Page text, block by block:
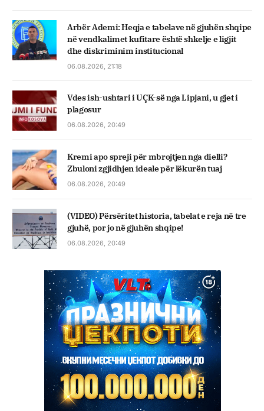
Arbër Ademi: Heqja e tabelave në gjuhën shqipe
në vendkalimet kufitare është shkelje e ligjit
dhe diskriminim institucional
06.08.2026, 21:18
Vdes ish-ushtari i UÇK-së nga Lipjani, u gjet i
plagosur
06.08.2026, 20:49
Kremi apo spreji për mbrojtjen nga dielli?
Zbuloni zgjidhjen ideale për lëkurën tuaj
06.08.2026, 20:49
(VIDEO) Përsëritet historia, tabelat e reja në tre
gjuhë, por jo në gjuhën shqipe!
06.08.2026, 20:49